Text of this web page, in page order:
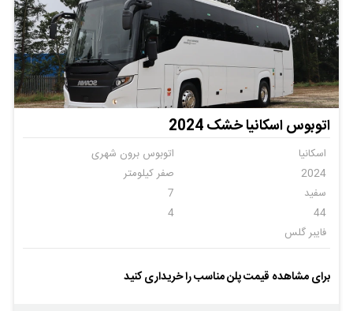
اتوبوس اسکانیا خشک 2024
اسکانیا
اتوبوس برون شهری
2024
صفر کیلومتر
سفید
7
44
4
فایبر گلس
برای مشاهده قیمت پلن مناسب را خریداری کنید